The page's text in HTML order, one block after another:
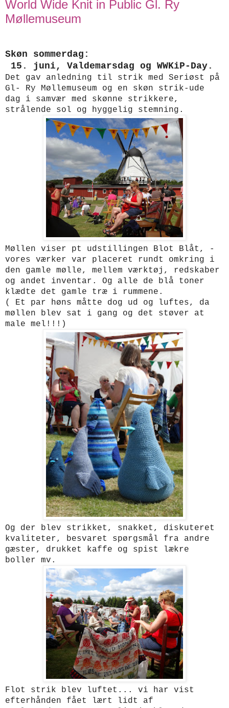
World Wide Knit in Public Gl. Ry
Møllemuseum
Skøn sommerdag:
15. juni, Valdemarsdag og WWKiP-Day.
Det gav anledning til strik med Seriøst på
Gl- Ry Møllemuseum og en skøn strik-ude
dag i samvær med skønne strikkere,
strålende sol og hyggelig stemning.
Møllen viser pt udstillingen Blot Blåt, -
vores værker var placeret rundt omkring i
den gamle mølle, mellem værktøj, redskaber
og andet inventar. Og alle de blå toner
klædte det gamle træ i rummene.
( Et par høns måtte dog ud og luftes, da
møllen blev sat i gang og det støver at
male mel!!!)
Og der blev strikket, snakket, diskuteret
kvaliteter, besvaret spørgsmål fra andre
gæster, drukket kaffe og spist lækre
boller mv.
Flot strik blev luftet... vi har vist
efterhånden fået lært lidt af